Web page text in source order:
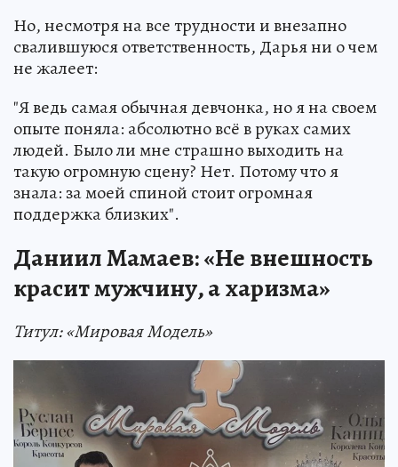
Но, несмотря на все трудности и внезапно
свалившуюся ответственность, Дарья ни о чем
не жалеет:
"Я ведь самая обычная девчонка, но я на своем
опыте поняла: абсолютно всё в руках самих
людей. Было ли мне страшно выходить на
такую огромную сцену? Нет. Потому что я
знала: за моей спиной стоит огромная
поддержка близких".
Даниил Мамаев: «Не внешность
красит мужчину, а харизма»
Титул: «Мировая Модель»